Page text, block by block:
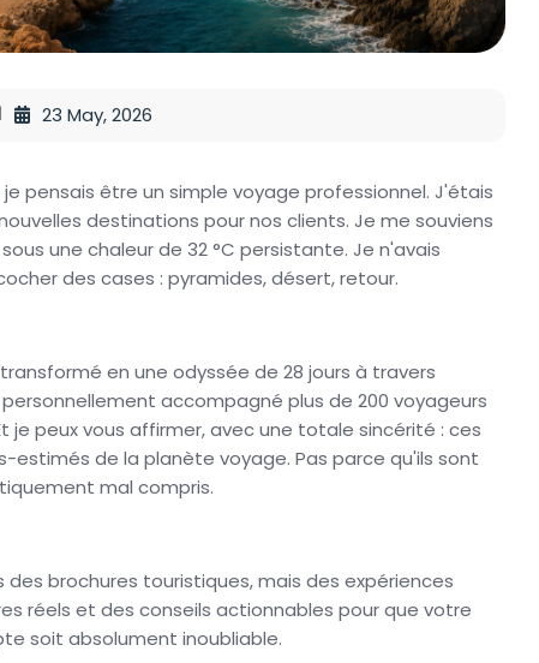
23 May, 2026
pensais être un simple voyage professionnel. J'étais
destinations pour nos clients. Je me souviens
une chaleur de 32 °C persistante. Je n'avais
des cases : pyramides, désert, retour.
en une odyssée de 28 jours à travers
accompagné plus de 200 voyageurs
je peux vous affirmer, avec une totale sincérité : ces
estimés de la planète voyage. Pas parce qu'ils sont
mal compris.
brochures touristiques, mais des expériences
réels et des conseils actionnables pour que votre
soit absolument inoubliable.